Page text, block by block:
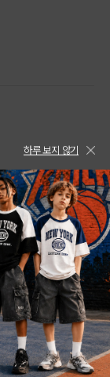
하루 보지 않기